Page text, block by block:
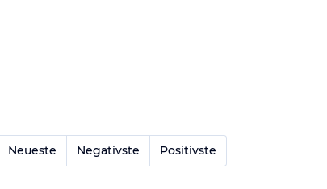
Neueste Negativste Positivste